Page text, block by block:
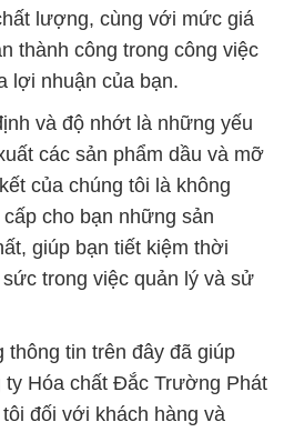
lượng, cùng với mức giá
thành công trong công việc
lợi nhuận của bạn.
và độ nhớt là những yếu
các sản phẩm dầu và mỡ
của chúng tôi là không
cho bạn những sản
giúp bạn tiết kiệm thời
trong việc quản lý và sử
thông tin trên đây đã giúp
ty Hóa chất Đắc Trường Phát
đối với khách hàng và